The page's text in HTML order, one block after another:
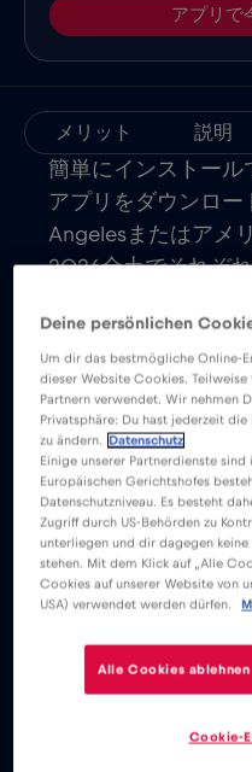
アプリで
メリット 説明
簡単にインストール
アプリをダウンロー
Angelesまたはアメ
2026全土でそれぞ
基本料金は一
ドをアクティ
ローミング料金
る。
Eメール、チャ
定、ソーシャル
用が可能になる
すぐにつながる
eSIMデータプ
イスですぐにア
能。 どのプラ
Deine persönlichen
Um dir das bestmögliche Online-
dieser Website Cookies.
Partnern verwendet. Wir nehmen
Privatsphäre: Du hast jederzeit
zu ändern.
Datenschutz
Einige unserer Partnerdienste sind
Europäischen Gerichtshofes
Datenschutzniveau. Es besteht
Zugriff durch US-Behörden zu
unterliegen und dir dagegen keine
stehen. Mit dem Klick auf „Alle
Cookies auf unserer Website von
USA) verwendet werden dürfen.
Alle Cookies ablehnen
Cookie-